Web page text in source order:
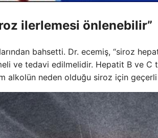
ilerlemesi önlenebilir”
bahsetti. Dr. ecemiş, “siroz
ve tedavi edilmelidir. Hepatit B ve
alkolün neden olduğu siroz için